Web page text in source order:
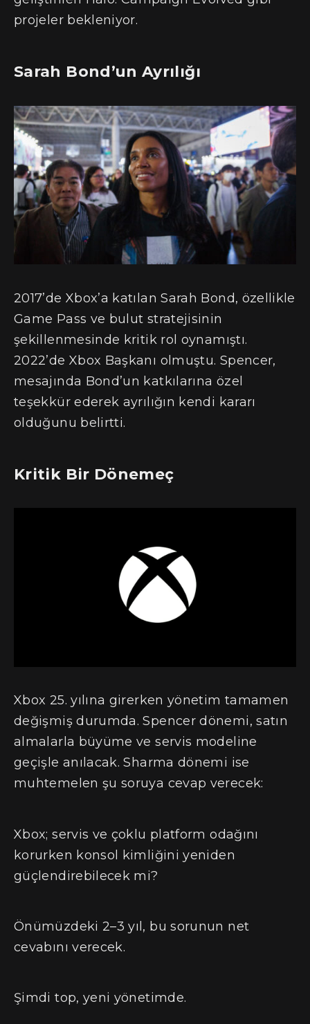
projeler bekleniyor.
Sarah Bond’un Ayrılığı
2017’de Xbox’a katılan Sarah Bond, özellikle
Game Pass ve bulut stratejisinin
şekillenmesinde kritik rol oynamıştı.
2022’de Xbox Başkanı olmuştu. Spencer,
mesajında Bond’un katkılarına özel
teşekkür ederek ayrılığın kendi kararı
olduğunu belirtti.
Kritik Bir Dönemeç
Xbox 25. yılına girerken yönetim tamamen
değişmiş durumda. Spencer dönemi, satın
almalarla büyüme ve servis modeline
geçişle anılacak. Sharma dönemi ise
muhtemelen şu soruya cevap verecek:
Xbox; servis ve çoklu platform odağını
korurken konsol kimliğini yeniden
güçlendirebilecek mi?
Önümüzdeki 2–3 yıl, bu sorunun net
cevabını verecek.
Şimdi top, yeni yönetimde.